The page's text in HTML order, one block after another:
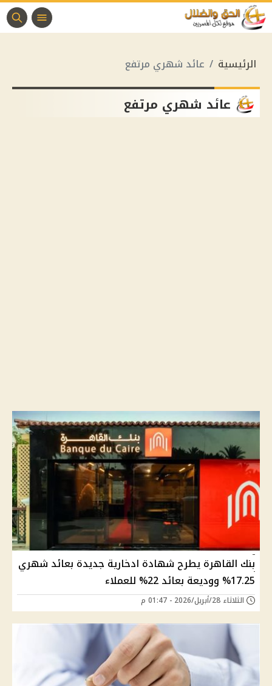
الرئيسية عائد شهري مرتفع
عائد شهري مرتفع
بنك القاهرة يطرح شهادة ادخارية جديدة بعائد شهري
17.25% ووديعة بعائد 22% للعملاء
الثلاثاء 28/أبريل/2026 - 01:47 م